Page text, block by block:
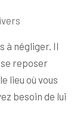
à négliger. Il
reposer
lieu où vous
besoin de lui